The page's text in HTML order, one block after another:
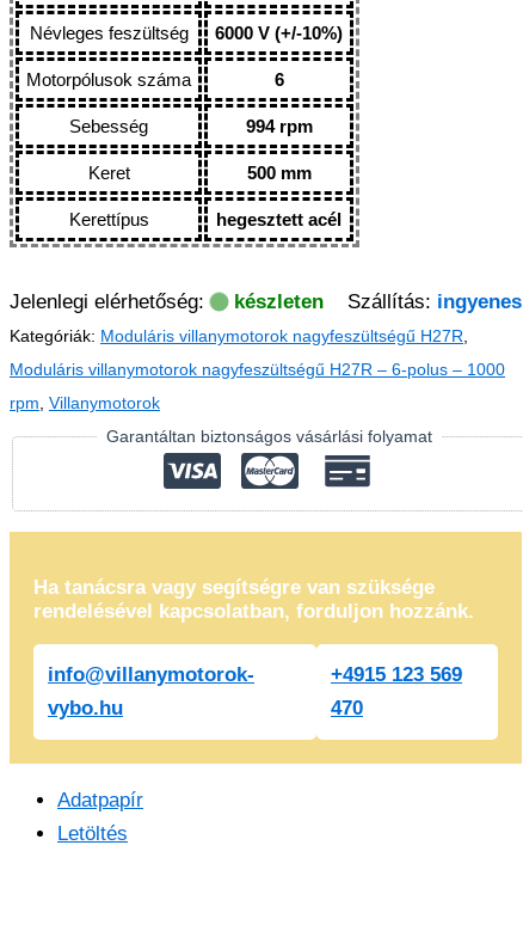
Névleges feszültség 6000 V (+/-10%)
Motorpólusok száma 6
Sebesség 994 rpm
Keret 500 mm
Kerettípus hegesztett acél
Jelenlegi elérhetőség: készleten Szállítás: ingyenes
Kategóriák: Moduláris villanymotorok nagyfeszültségű H27R,
Moduláris villanymotorok nagyfeszültségű H27R – 6-polus – 1000
rpm, Villanymotorok
Garantáltan biztonságos vásárlási folyamat
Ha tanácsra vagy segítségre van szüksége
rendelésével kapcsolatban, forduljon hozzánk.
info@villanymotorok-
vybo.hu
+4915 123 569
470
Adatpapír
Letöltés